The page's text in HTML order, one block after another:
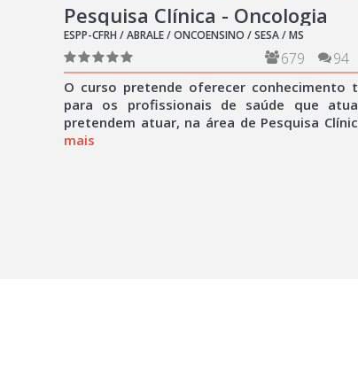
Pesquisa Clínica - Oncologia
ESPP-CFRH / ABRALE / ONCOENSINO / SESA / MS
94
679
O curso pretende oferecer conhecimento
para os profissionais de saúde que
pretendem atuar, na área de Pesquisa
mais